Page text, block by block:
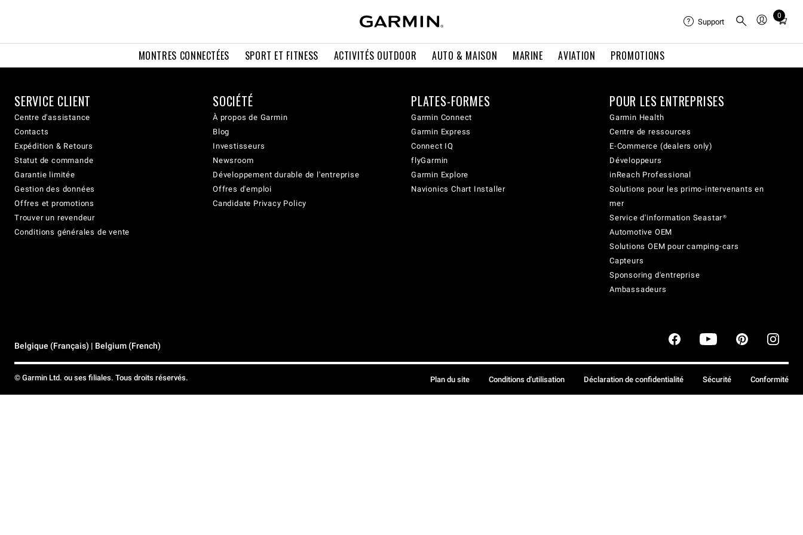
MONTRES CONNECTÉES SPORT ET FITNESS ACTIVITÉS OUTDOOR AUTO & MAISON MARINE AVIATION PROMOTIONS
Support
0
Total
in
SERVICE CLIENT
Centre d'assistance
Contacts
Expédition & Retours
Statut de commande
Garantie limitée
Gestion des données
Offres et promotions
Trouver un revendeur
Conditions générales de vente
SOCIÉTÉ
À propos de Garmin
Blog
Investisseurs
Newsroom
Développement durable de l'entreprise
Offres d'emploi
Candidate Privacy Policy
PLATES-FORMES
Garmin Connect
Garmin Express
Connect IQ
flyGarmin
Garmin Explore
Navionics Chart Installer
POUR LES ENTREPRISES
Garmin Health
Centre de ressources
E-Commerce (dealers only)
Développeurs
inReach Professional
Solutions pour les primo-intervenants en
mer
Service d'information Seastar®
Automotive OEM
Solutions OEM pour camping-cars
Capteurs
Sponsoring d'entreprise
Ambassadeurs
Belgique (Français) | Belgium (French)
© Garmin Ltd. ou ses filiales. Tous droits réservés. Plan du site Conditions d'utilisation Déclaration de confidentialité Sécurité Conformité